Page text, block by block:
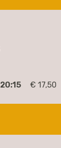
20:15 € 17,50